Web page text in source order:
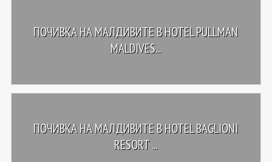
ПОЧИВКА НА МАЛДИВИТЕ В HOTEL PULLMAN
MALDIVES...
ПОЧИВКА НА МАЛДИВИТЕ В HOTEL BAGLIONI
RESORT ...